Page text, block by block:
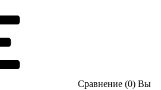
Сравнение (0) Вы